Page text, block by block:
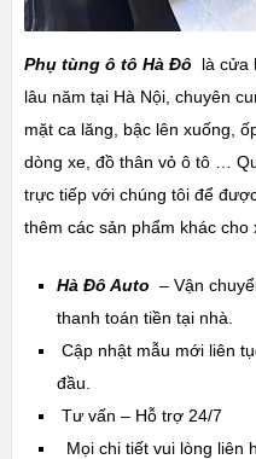
Phụ tùng ô tô Hà Đô
là cửa
lâu năm tại Hà Nội, chuyên
mặt ca lăng, bậc lên xuống,
dòng xe, đồ thân vỏ ô tô …
trực tiếp với chúng tôi để
thêm các sản phẩm khác cho
Hà Đô Auto – Vận
thanh toán tiền tại nhà.
Cập nhật mẫu mới liên
đầu.
Tư vấn – Hỗ trợ 24/7
Mọi chi tiết vui lòng liên